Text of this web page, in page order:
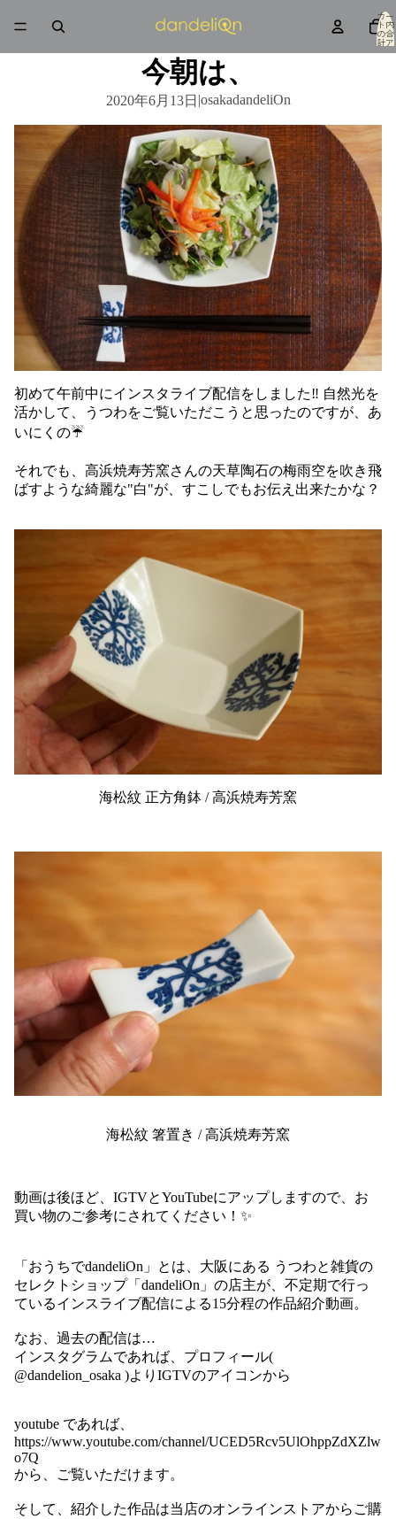
カー
ト内
の合
計ア
イテ
今朝は、
2020年6月13日 |osakadandeliOn
初めて午前中にインスタライブ配信をしました‼︎ 自然光を
活かして、うつわをご覧いただこうと思ったのですが、あ
いにくの☔️
それでも、高浜焼寿芳窯さんの天草陶石の梅雨空を吹き飛
ばすような綺麗な"白"が、すこしでもお伝え出来たかな？
海松紋 正方角鉢 / 高浜焼寿芳窯
海松紋 箸置き / 高浜焼寿芳窯
動画は後ほど、IGTVとYouTubeにアップしますので、お
買い物のご参考にされてください！✨
「おうちでdandeliOn」とは、大阪にある うつわと雑貨の
セレクトショップ「dandeliOn」の店主が、不定期で行っ
ているインスライブ配信による15分程の作品紹介動画。
なお、過去の配信は…
インスタグラムであれば、プロフィール(
@dandelion_osaka )よりIGTVのアイコンから
youtube であれば、
https://www.youtube.com/channel/UCED5Rcv5UlOhppZdXZlw
o7Q
から、ご覧いただけます。
そして、紹介した作品は当店のオンラインストアからご購